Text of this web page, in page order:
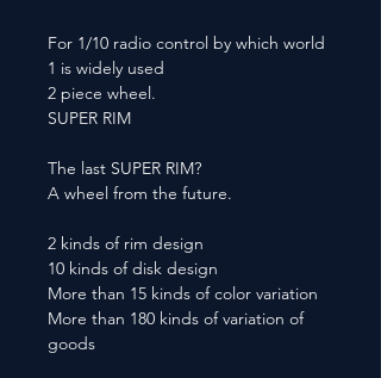
For 1/10 radio control by which world
1 is widely used
2 piece wheel.
SUPER RIM
The last SUPER RIM?
A wheel from the future.
2 kinds of rim design
10 kinds of disk design
More than 15 kinds of color variation
More than 180 kinds of variation of
goods